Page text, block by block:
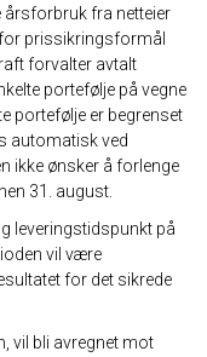
årsforbruk fra netteier
prissikringsformål
forvalter avtalt
portefølje på vegne
portefølje er begrenset
automatisk ved
ikke ønsker å forlenge
31. august.
leveringstidspunkt på
vil være
for det sikrede
vil bli avregnet mot